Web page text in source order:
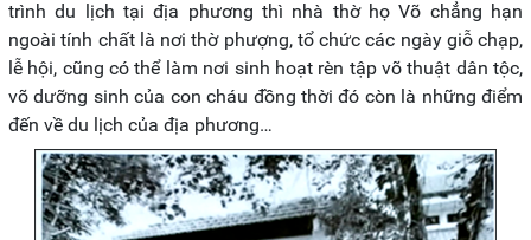
trình du lịch tại địa phương thì nhà thờ họ Võ chẳng hạn
ngoài tính chất là nơi thờ phượng, tổ chức các ngày giỗ chạp,
lễ hội, cũng có thể làm nơi sinh hoạt rèn tập võ thuật dân tộc,
võ dưỡng sinh của con cháu đồng thời đó còn là những điểm
đến về du lịch của địa phương…